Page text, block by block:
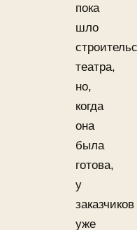
пока
шло
театра,
но,
когда
она
была
готова,
у
заказчиков
уже